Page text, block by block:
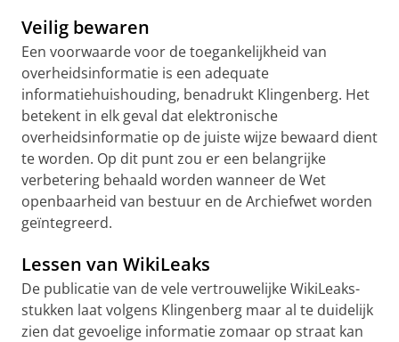
Veilig bewaren
Een voorwaarde voor de toegankelijkheid van
overheidsinformatie is een adequate
informatiehuishouding, benadrukt Klingenberg. Het
betekent in elk geval dat elektronische
overheidsinformatie op de juiste wijze bewaard dient
te worden. Op dit punt zou er een belangrijke
verbetering behaald worden wanneer de Wet
openbaarheid van bestuur en de Archiefwet worden
geïntegreerd.
Lessen van WikiLeaks
De publicatie van de vele vertrouwelijke WikiLeaks-
stukken laat volgens Klingenberg maar al te duidelijk
zien dat gevoelige informatie zomaar op straat kan